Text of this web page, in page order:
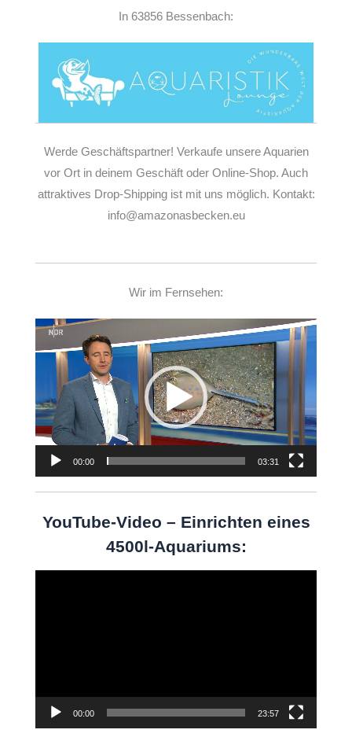
In 63856 Bessenbach:
Werde Geschäftspartner! Verkaufe unsere Aquarien
vor Ort in deinem Geschäft oder Online-Shop. Auch
attraktives Drop-Shipping ist mit uns möglich. Kontakt:
info@amazonasbecken.eu
Wir im Fernsehen:
Player
00:00 03:31
YouTube-Video – Einrichten eines
4500l-Aquariums:
00:00 23:57